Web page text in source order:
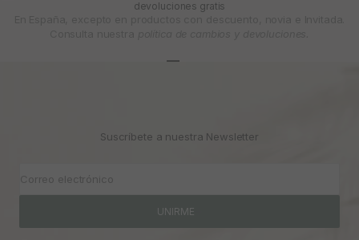
devoluciones gratis
Suscríbete a nuestra Newsletter
Correo electrónico
UNIRME